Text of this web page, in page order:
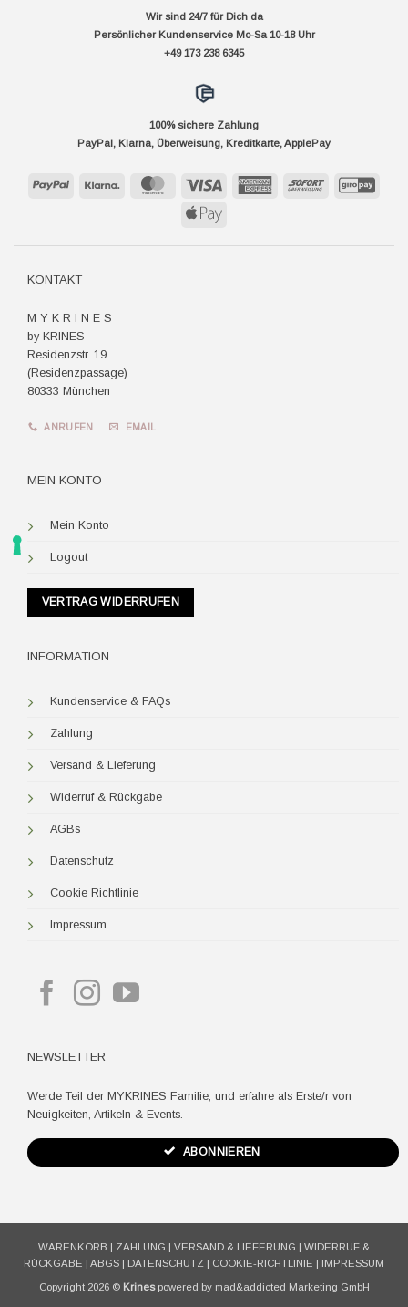
Wir sind 24/7 für Dich da
Persönlicher Kundenservice Mo-Sa 10-18 Uhr
+49 173 238 6345
100% sichere Zahlung
PayPal, Klarna, Überweisung, Kreditkarte, ApplePay
PayPal Klarna MasterCardVisa
AmericanSofort
Apple
KONTAKT
M Y K R I N E S
by KRINES
Residenzstr. 19
(Residenzpassage)
80333 München
ANRUFEN EMAIL
MEIN KONTO
Mein Konto
Logout
VERTRAG WIDERRUFEN
INFORMATION
Kundenservice & FAQs
Zahlung
Versand & Lieferung
Widerruf & Rückgabe
AGBs
Datenschutz
Cookie Richtlinie
Impressum
NEWSLETTER
Werde Teil der MYKRINES Familie, und erfahre als Erste/r von
Neuigkeiten, Artikeln & Events.
ABONNIEREN
WARENKORB ZAHLUNG VERSAND & LIEFERUNG
WIDERRUF &
RÜCKGABE
ABGS DATENSCHUTZ COOKIE-RICHTLINIE IMPRESSUM
Copyright 2026 © Krinespowered by mad&addicted Marketing GmbH